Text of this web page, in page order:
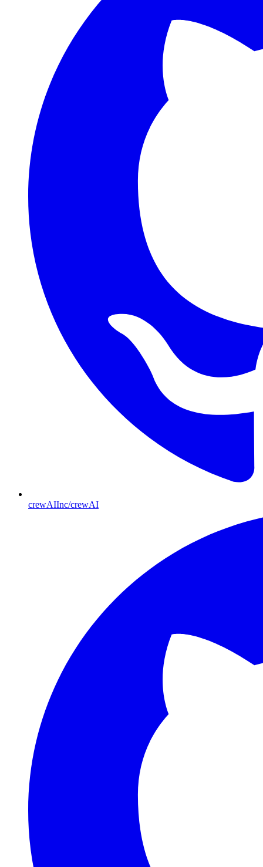
crewAIInc/crewAI